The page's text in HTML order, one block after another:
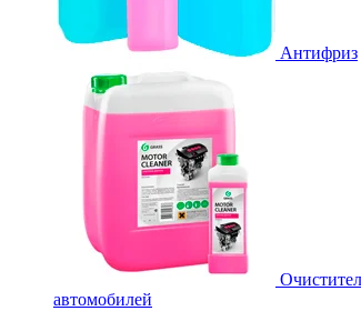
Антифриз
автомобилей